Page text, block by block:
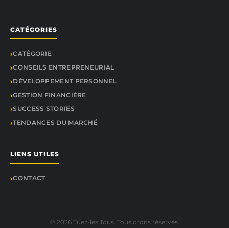
CATÉGORIES
CATÉGORIE
CONSEILS ENTREPRENEURIAL
DÉVELOPPEMENT PERSONNEL
GESTION FINANCIÈRE
SUCCESS STORIES
TENDANCES DU MARCHÉ
LIENS UTILES
CONTACT
© 2026 Tuez-les Tous. Tous droits réservés.